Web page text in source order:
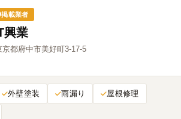
掲載業者
興業
京都府中市美好町3-17-5
外壁塗装 雨漏り 屋根修理